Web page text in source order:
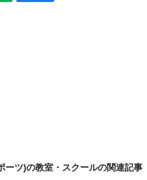
ーツ)の教室・スクールの関連記事